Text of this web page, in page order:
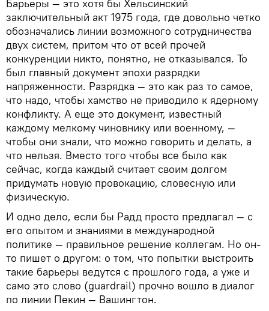
Барьеры — это хотя бы Хельсинский
заключительный акт 1975 года, где довольно четко
обозначались линии возможного сотрудничества
двух систем, притом что от всей прочей
конкуренции никто, понятно, не отказывался. То
был главный документ эпохи разрядки
напряженности. Разрядка — это как раз то самое,
что надо, чтобы хамство не приводило к ядерному
конфликту. А еще это документ, известный
каждому мелкому чиновнику или военному, —
чтобы они знали, что можно говорить и делать, а
что нельзя. Вместо того чтобы все было как
сейчас, когда каждый считает своим долгом
придумать новую провокацию, словесную или
физическую.
И одно дело, если бы Радд просто предлагал — с
его опытом и знаниями в международной
политике — правильное решение коллегам. Но он-
то пишет о другом: о том, что попытки выстроить
такие барьеры ведутся с прошлого года, а уже и
само это слово (guardrail) прочно вошло в диалог
по линии Пекин — Вашингтон.